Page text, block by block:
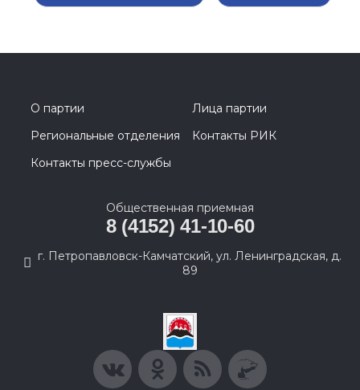
О партии
Лица партии
Региональные отделения
Контакты РИК
Контакты пресс-службы
Общественная приемная
8 (4152) 41-10-60
г. Петропавловск-Камчатский, ул. Ленинградская, д.
89